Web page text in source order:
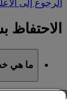
الرجوع إلى
الاحتفاظ
ما هي